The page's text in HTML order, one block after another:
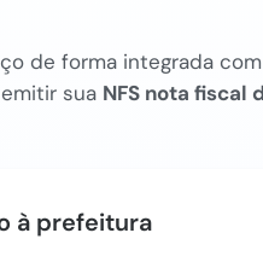
de forma integrada com
sua NFS nota fiscal
à prefeitura